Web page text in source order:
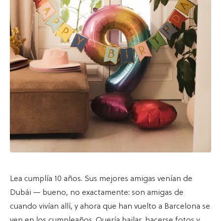
Lea cumplía 10 años. Sus mejores amigas venían de
Dubái — bueno, no exactamente: son amigas de
cuando vivían allí, y ahora que han vuelto a Barcelona se